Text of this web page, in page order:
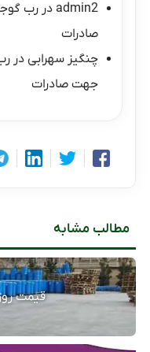
admin2 دررب
صادرات
چنگیز سهرابی در
جهت صادرات
مطالب مشابه
قیمت